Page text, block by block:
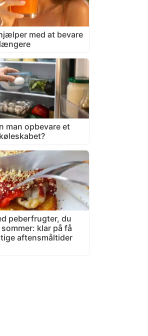
med at bevare
man opbevare et
peberfrugter, du
klar på få
aftensmåltider